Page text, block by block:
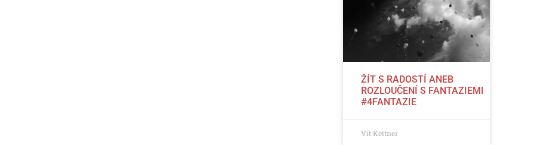
ŽÍT S RADOSTÍ ANEB
ROZLOUČENÍ S FANTAZIEMI
#4FANTAZIE
Vít Kettner